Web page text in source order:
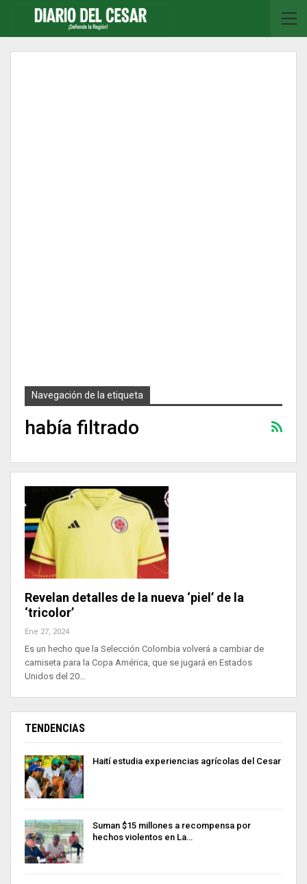
Navegación de la etiqueta
había filtrado
Revelan detalles de la nueva ‘piel’ de la
‘tricolor’
Ene 27, 2024
Es un hecho que la Selección Colombia volverá a cambiar de
camiseta para la Copa América, que se jugará en Estados
Unidos del 20…
TENDENCIAS
Haití estudia experiencias agrícolas del Cesar
Suman $15 millones a recompensa por
hechos violentos en La…